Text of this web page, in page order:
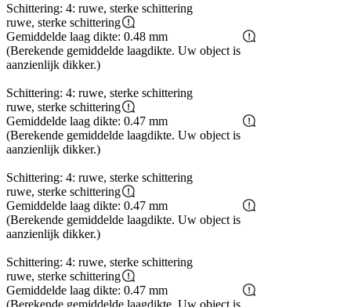
Schittering: 4: ruwe, sterke schittering
ruwe, sterke schittering
Gemiddelde laag dikte: 0.48 mm
(Berekende gemiddelde laagdikte. Uw object is
aanzienlijk dikker.)
Schittering: 4: ruwe, sterke schittering
ruwe, sterke schittering
Gemiddelde laag dikte: 0.47 mm
(Berekende gemiddelde laagdikte. Uw object is
aanzienlijk dikker.)
Schittering: 4: ruwe, sterke schittering
ruwe, sterke schittering
Gemiddelde laag dikte: 0.47 mm
(Berekende gemiddelde laagdikte. Uw object is
aanzienlijk dikker.)
Schittering: 4: ruwe, sterke schittering
ruwe, sterke schittering
Gemiddelde laag dikte: 0.47 mm
(Berekende gemiddelde laagdikte. Uw object is